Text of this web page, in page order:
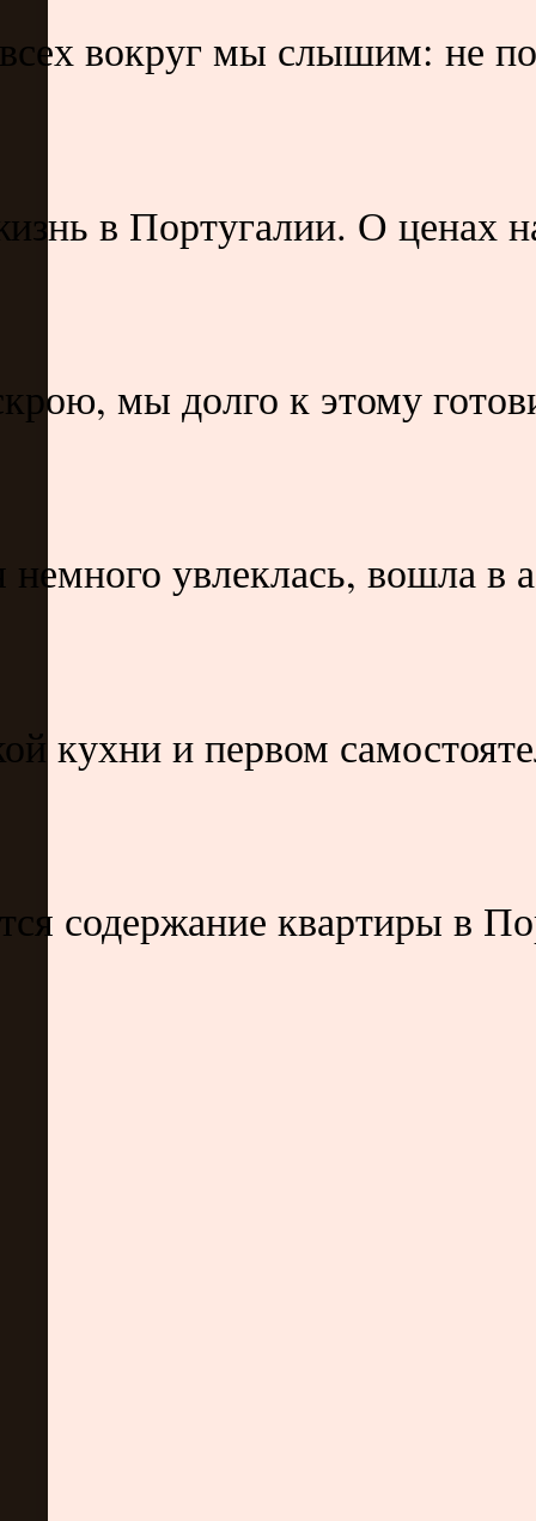
вокруг мы слышим: не
в Португалии. О ценах
мы долго к этому
увлеклась, вошла в
кухни и первом
содержание квартиры в